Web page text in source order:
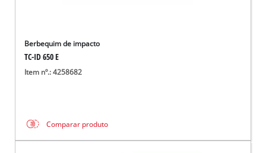
Berbequim de impacto
TC-ID 650 E
Item nº.: 4258682
Comparar produto